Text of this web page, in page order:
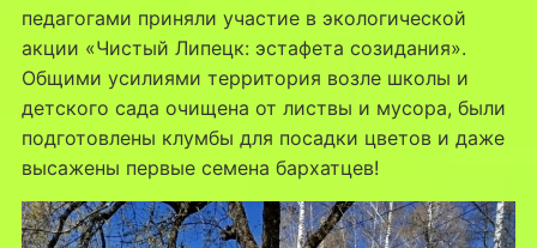
педагогами приняли участие в экологической
акции «Чистый Липецк: эстафета созидания».
Общими усилиями территория возле школы и
детского сада очищена от листвы и мусора, были
подготовлены клумбы для посадки цветов и даже
высажены первые семена бархатцев!